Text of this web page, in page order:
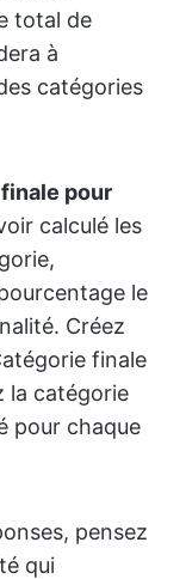
total de
à
catégories
pour
calculé les
le
Créez
finale
la catégorie
pour chaque
pensez
qui